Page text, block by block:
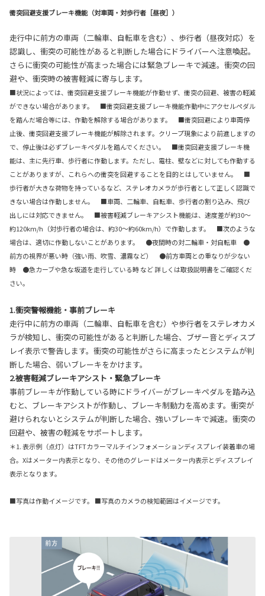
衝突回避支援ブレーキ機能（対車両・対歩行者［昼夜］）
走行中に前方の車両（二輪車、自転車を含む）、歩行者（昼夜対応）を
認識し、衝突の可能性があると判断した場合にドライバーへ注意喚起。
さらに衝突の可能性が高まった場合には緊急ブレーキで減速。衝突の回
避や、衝突時の被害軽減に寄与します。
■状況によっては、衝突回避支援ブレーキ機能が作動せず、衝突の回避、被害の軽減
ができない場合があります。 ■衝突回避支援ブレーキ機能作動中にアクセルペダル
を踏んだ場合等には、作動を解除する場合があります。 ■衝突回避により車両停
止後、衝突回避支援ブレーキ機能が解除されます。クリープ現象により前進しますの
で、停止後は必ずブレーキペダルを踏んでください。 ■衝突回避支援ブレーキ機
能は、主に先行車、歩行者に作動します。ただし、電柱、壁などに対しても作動する
ことがありますが、これらへの衝突を回避することを目的とはしていません。 ■
歩行者が大きな荷物を持っているなど、ステレオカメラが歩行者として正しく認識で
きない場合は作動しません。 ■車両、二輪車、自転車、歩行者の割り込み、飛び
出しには対応できません。 ■被害軽減ブレーキアシスト機能は、速度差が約30～
約120km/h（対歩行者の場合は、約30～約60km/h）で作動します。 ■次のような
場合は、適切に作動しないことがあります。 ●夜間時の対二輪車・対自転車 ●
前方の視界が悪い時（強い雨、吹雪、濃霧など） ●前方車両との重なりが少ない
時 ●急カーブや急な坂道を走行している時 など 詳しくは取扱説明書をご確認くだ
さい。
1.衝突警報機能・事前ブレーキ
走行中に前方の車両（二輪車、自転車を含む）や歩行者をステレオカメ
ラが検知し、衝突の可能性があると判断した場合、ブザー音とディスプ
レイ表示で警告します。衝突の可能性がさらに高まったとシステムが判
断した場合、弱いブレーキをかけます。
2.被害軽減ブレーキアシスト・緊急ブレーキ
事前ブレーキが作動している時にドライバーがブレーキペダルを踏み込
むと、ブレーキアシストが作動し、ブレーキ制動力を高めます。衝突が
避けられないとシステムが判断した場合、強いブレーキで減速。衝突の
回避や、被害の軽減をサポートします。
＊1. 表示例（点灯）はTFTカラーマルチインフォメーションディスプレイ装着車の場
合。Xはメーター内表示となり、その他のグレードはメーター内表示とディスプレイ
表示となります。
■写真は作動イメージです。 ■写真のカメラの検知範囲はイメージです。